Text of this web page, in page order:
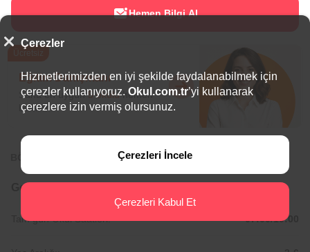
Hemen Bilgi Al
Eğitim Danışmanı
Sana en uygun5 okuluhemen
bulalım.
BÖLGEDE ÖNE ÇIKAN OKULLAR
Genel Bilgiler
Tam gün Okul Saatleri: 07:00/19:00
Çerezler
Hizmetlerimizden en iyi şekilde faydalanabilmek için
çerezler kullanıyoruz. Okul.com.tr’yi kullanarak
çerezlere izin vermiş olursunuz.
Çerezleri İncele
Çerezleri Kabul Et